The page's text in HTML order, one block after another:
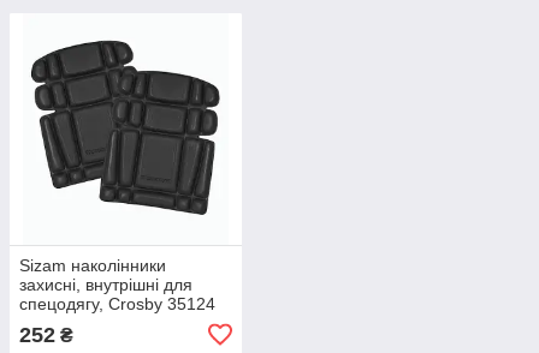
Sizam наколінники
захисні, внутрішні для
спецодягу, Crosby 35124
252 ₴